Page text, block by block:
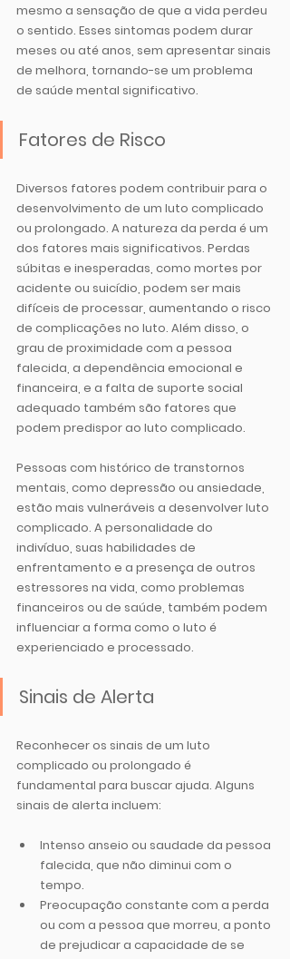
mesmo a sensação de que a vida perdeu
o sentido. Esses sintomas podem durar
meses ou até anos, sem apresentar sinais
de melhora, tornando-se um problema
de saúde mental significativo.
Fatores de Risco
Diversos fatores podem contribuir para o
desenvolvimento de um luto complicado
ou prolongado. A natureza da perda é um
dos fatores mais significativos. Perdas
súbitas e inesperadas, como mortes por
acidente ou suicídio, podem ser mais
difíceis de processar, aumentando o risco
de complicações no luto. Além disso, o
grau de proximidade com a pessoa
falecida, a dependência emocional e
financeira, e a falta de suporte social
adequado também são fatores que
podem predispor ao luto complicado.
Pessoas com histórico de transtornos
mentais, como depressão ou ansiedade,
estão mais vulneráveis a desenvolver luto
complicado. A personalidade do
indivíduo, suas habilidades de
enfrentamento e a presença de outros
estressores na vida, como problemas
financeiros ou de saúde, também podem
influenciar a forma como o luto é
experienciado e processado.
Sinais de Alerta
Reconhecer os sinais de um luto
complicado ou prolongado é
fundamental para buscar ajuda. Alguns
sinais de alerta incluem:
Intenso anseio ou saudade da pessoa
falecida, que não diminui com o
tempo.
Preocupação constante com a perda
ou com a pessoa que morreu, a ponto
de prejudicar a capacidade de se